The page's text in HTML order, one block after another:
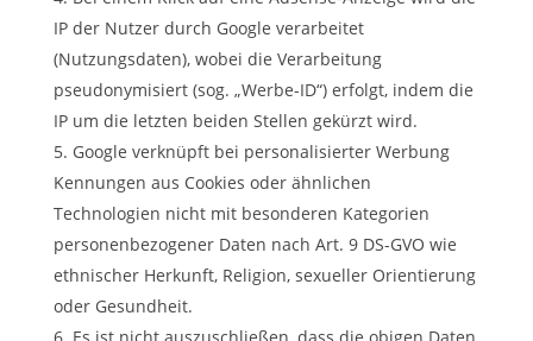
IP der Nutzer durch Google verarbeitet
(Nutzungsdaten), wobei die Verarbeitung
pseudonymisiert (sog. „Werbe-ID“) erfolgt, indem die
IP um die letzten beiden Stellen gekürzt wird.
Google verknüpft bei personalisierter Werbung
Kennungen aus Cookies oder ähnlichen
Technologien nicht mit besonderen Kategorien
personenbezogener Daten nach Art. 9 DS-GVO wie
ethnischer Herkunft, Religion, sexueller Orientierung
oder Gesundheit.